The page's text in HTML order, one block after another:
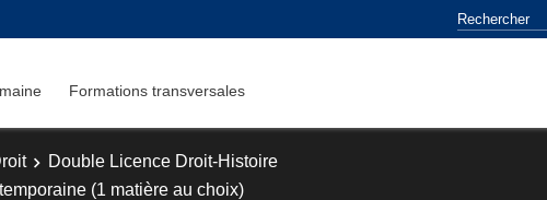
Formations transversales
Double Licence Droit-Histoire
(1 matière au choix)